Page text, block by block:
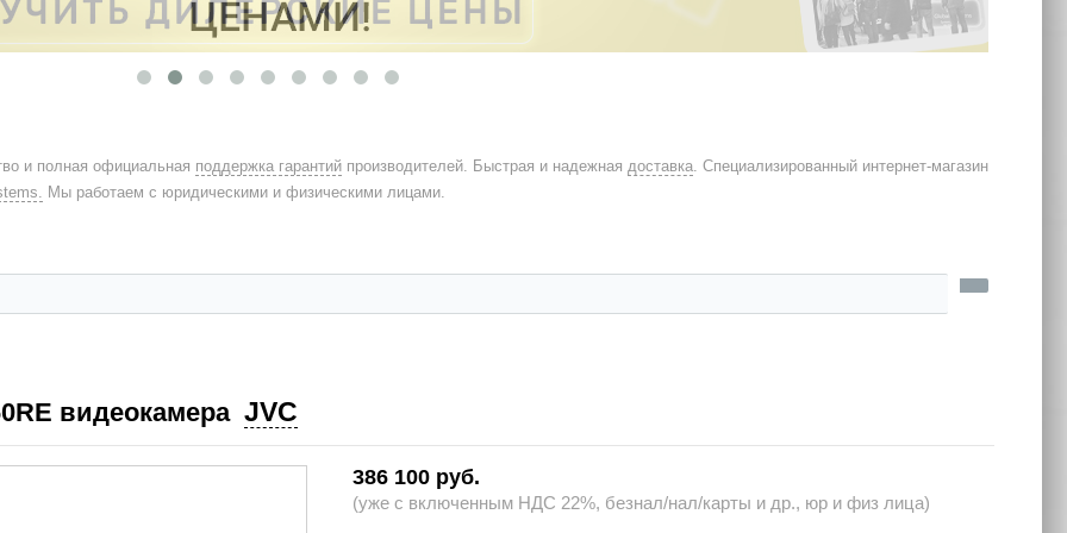
и полная официальная поддержка гарантий производителей. Быстрая и надежная доставка. Специализированный интернет-магазин
Мы работаем с юридическими и физическими лицами.
видеокамера JVC
386 100 руб.
(уже с включенным НДС 22%, безнал/нал/карты и др., юр и физ лица)